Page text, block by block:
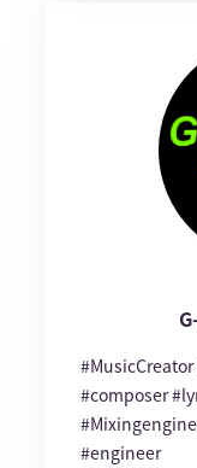
#composer
#engineer